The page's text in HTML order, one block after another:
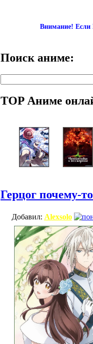
Внимание! Если
Поиск аниме:
TOP Аниме
Герцог почему-
Добавил: Alexsolo